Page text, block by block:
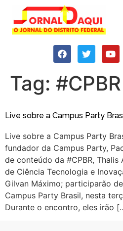
Tag: #CPBR
Live sobre a Campus Party
Live sobre a Campus Party
fundador da Campus Party,
de conteúdo da #CPBR, Thalis
de Ciência Tecnologia e
Gilvan Máximo; participarão
Campus Party Brasil, nesta
Durante o encontro, eles irão